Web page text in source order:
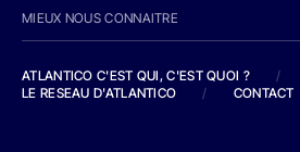
MIEUX NOUS CONNAITRE
ATLANTICO C'EST QUI, C'EST QUOI ?
/
LE RESEAU D'ATLANTICO
/ CONTACT